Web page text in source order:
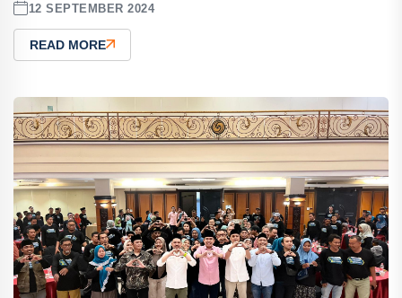
12 SEPTEMBER 2024
READ MORE